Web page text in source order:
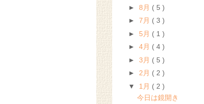
► 8月 ( 5 )
► 7月 ( 3 )
► 5月 ( 1 )
► 4月 ( 4 )
► 3月 ( 5 )
► 2月 ( 2 )
▼ 1月 ( 2 )
今日は鏡開き